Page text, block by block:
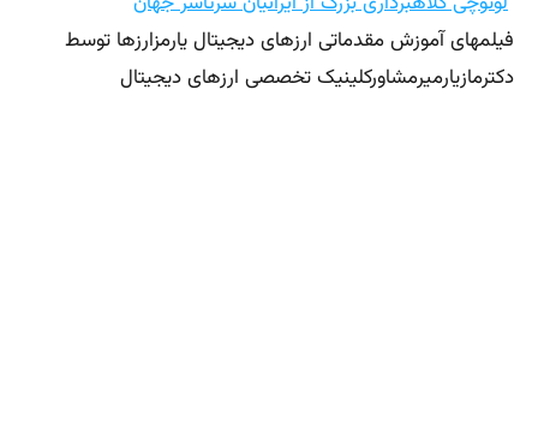
فیلمهای آموزش مقدماتی ارزهای دیجیتال یارمزارزها توسط
دکترمازیارمیرمشاورکلینیک تخصصی ارزهایدیجیتال